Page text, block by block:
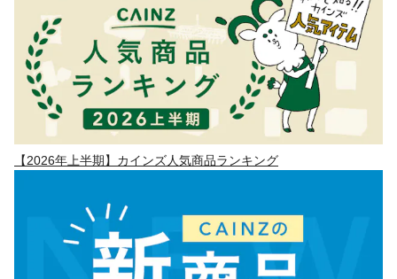
【2026年上半期】カインズ人気商品ランキング